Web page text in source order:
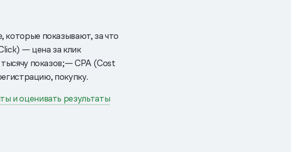
показывают, за что
— цена за клик
показов;— CPA (Cost
покупку.
и оценивать результаты